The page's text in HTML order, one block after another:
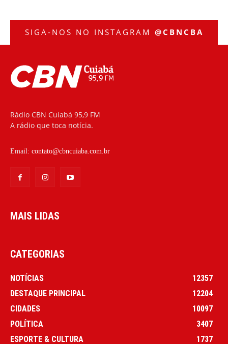
SIGA-NOS NO INSTAGRAM @CBNCBA
Rádio CBN Cuiabá 95,9 FM
A rádio que toca notícia.
Email: contato@cbncuiaba.com.br
MAIS LIDAS
CATEGORIAS
NOTÍCIAS
12357
DESTAQUE PRINCIPAL
12204
CIDADES
10097
POLÍTICA
3407
ESPORTE & CULTURA
1737